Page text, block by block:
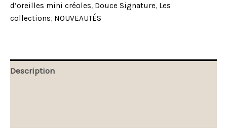
d’oreilles mini créoles, Douce Signature, Les
collections, NOUVEAUTÉS
Description